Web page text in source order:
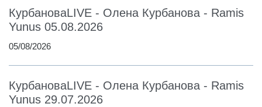
КурбановаLIVE - Олена Курбанова - Ramis
Yunus 05.08.2026
05/08/2026
КурбановаLIVE - Олена Курбанова - Ramis
Yunus 29.07.2026